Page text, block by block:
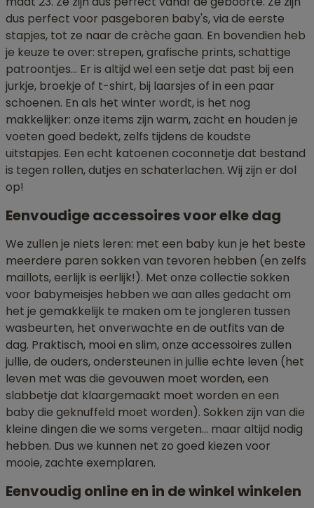
dus perfect voor pasgeboren baby's, via de eerste
stapjes, tot ze naar de crèche gaan. En bovendien heb
je keuze te over: strepen, grafische prints, schattige
patroontjes... Er is altijd wel een setje dat past bij een
jurkje, broekje of t-shirt, bij laarsjes of in een paar
schoenen. En als het winter wordt, is het nog
makkelijker: onze items zijn warm, zacht en houden je
voeten goed bedekt, zelfs tijdens de koudste
uitstapjes. Een echt katoenen coconnetje dat bestand
is tegen rollen, dutjes en schaterlachen. Wij zijn er dol
op!
Eenvoudige accessoires voor elke dag
We zullen je niets leren: met een baby kun je het beste
meerdere paren sokken van tevoren hebben (en zelfs
maillots, eerlijk is eerlijk!). Met onze collectie sokken
voor babymeisjes hebben we aan alles gedacht om
het je gemakkelijk te maken om te jongleren tussen
wasbeurten, het onverwachte en de outfits van de
dag. Praktisch, mooi en slim, onze accessoires zullen
jullie, de ouders, ondersteunen in jullie echte leven (het
leven met was die gevouwen moet worden, een
slabbetje dat klaargemaakt moet worden en een
baby die geknuffeld moet worden). Sokken zijn van die
kleine dingen die we soms vergeten... maar altijd nodig
hebben. Dus we kunnen net zo goed kiezen voor
mooie, zachte exemplaren.
Eenvoudig online en in de winkel winkelen